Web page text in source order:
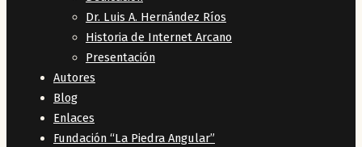
Dr. Luis A. Hernández Ríos
Historia de Internet Arcano
Presentación
Autores
Blog
Enlaces
Fundación “La Piedra Angular”